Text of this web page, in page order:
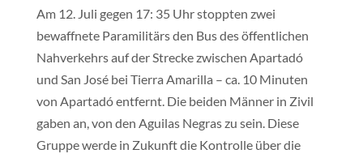
Am 12. Juli gegen 17: 35 Uhr stoppten zwei
bewaffnete Paramilitärs den Bus des öffentlichen
Nahverkehrs auf der Strecke zwischen Apartadó
und San José bei Tierra Amarilla – ca. 10 Minuten
von Apartadó entfernt. Die beiden Männer in Zivil
gaben an, von den Aguilas Negras zu sein. Diese
Gruppe werde in Zukunft die Kontrolle über die